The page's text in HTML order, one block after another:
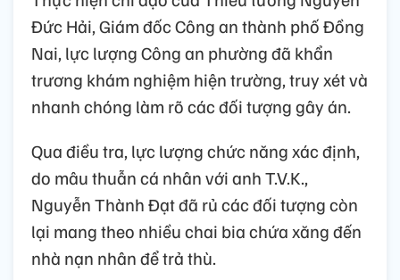
Đức Hải, Giám đốc Công an thành phố Đồng
Nai, lực lượng Công an phường đã khẩn
trương khám nghiệm hiện trường, truy xét và
nhanh chóng làm rõ các đối tượng gây án.
Qua điều tra, lực lượng chức năng xác định,
do mâu thuẫn cá nhân với anh T.V.K.,
Nguyễn Thành Đạt đã rủ các đối tượng còn
lại mang theo nhiều chai bia chứa xăng đến
nhà nạn nhân để trả thù.